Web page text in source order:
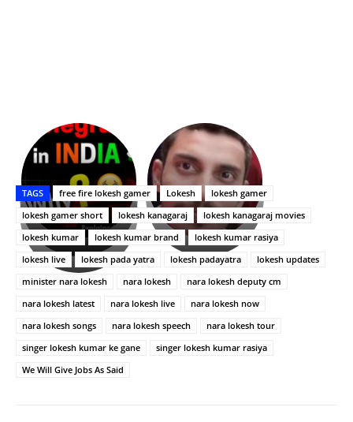
భగవంతుని
ప్రసాదం
తీర్థం..తులసీదళం
లేకుండా
అసంపూర్ణం
కేజీఎఫ్
సినిమాతో
పాన్
ఇండియా
స్టార్
హీరోయిన్‏గా
శెట్టి.
Upasana:
భర్తపై
రివెంజ్
తీర్చుకున్న
ఉపాసన..
పాపం
రామ్
చరణ్
TAGS free fire lokesh gamer Lokesh
lokesh gamer
lokesh gamer short
lokesh kanagaraj
lokesh kanagaraj movies
lokesh kumar
lokesh kumar brand
lokesh kumar rasiya
lokesh live
lokesh pada yatra lokesh padayatra
lokesh updates
minister nara lokesh
nara lokesh
nara lokesh deputy cm
nara lokesh latest
nara lokesh live
nara lokesh now
nara lokesh songs
nara lokesh speech
nara lokesh tour
singer lokesh kumar ke gane
singer lokesh kumar rasiya
We Will Give Jobs As Said